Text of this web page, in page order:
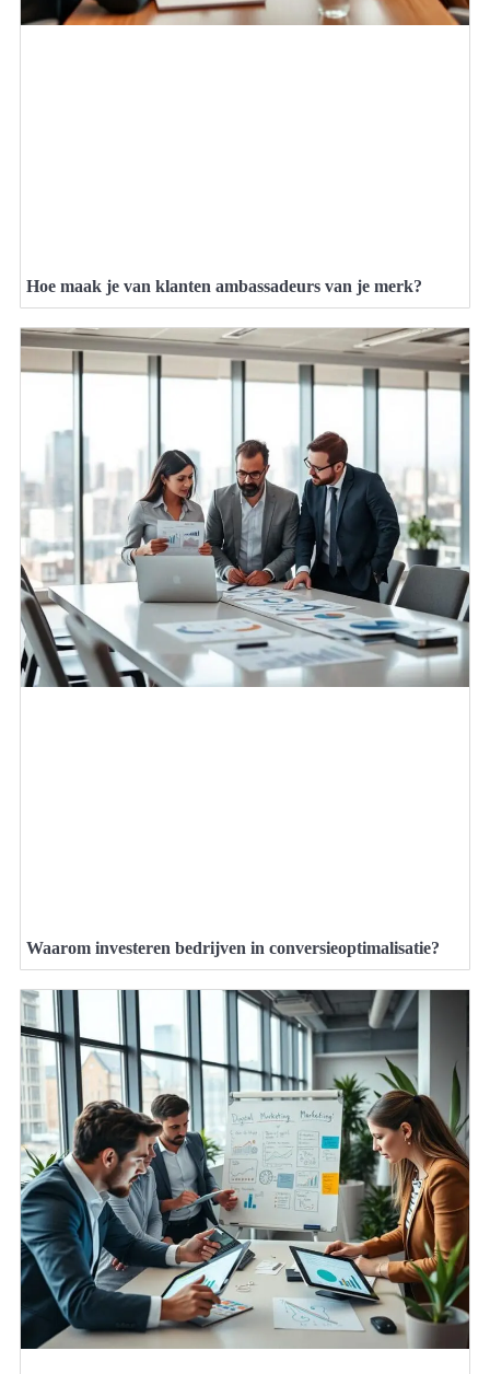
Hoe maak je van klanten ambassadeurs van je merk?
Waarom investeren bedrijven in conversieoptimalisatie?